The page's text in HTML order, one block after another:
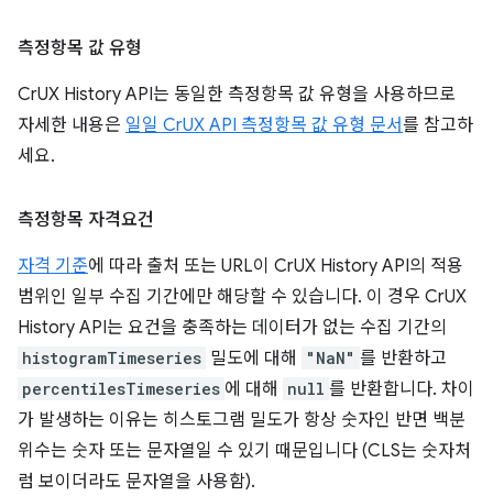
측정항목 값 유형
CrUX History API는 동일한 측정항목 값 유형을 사용하므로
자세한 내용은 일일 CrUX API 측정항목 값 유형 문서를 참고하
세요.
측정항목 자격요건
자격 기준에 따라 출처 또는 URL이 CrUX History API의 적용
범위인 일부 수집 기간에만 해당할 수 있습니다. 이 경우 CrUX
History API는 요건을 충족하는 데이터가 없는 수집 기간의
histogramTimeseries 밀도에 대해 "NaN" 를 반환하고
percentilesTimeseries 에 대해 null 를 반환합니다. 차이
가 발생하는 이유는 히스토그램 밀도가 항상 숫자인 반면 백분
위수는 숫자 또는 문자열일 수 있기 때문입니다 (CLS는 숫자처
럼 보이더라도 문자열을 사용함).